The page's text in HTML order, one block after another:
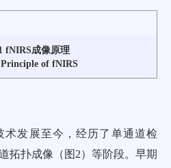
fNIRS成像原理
of fNIRS
术发展至今，经历了单通道检
拓扑成像（ 图2）等阶段。早期